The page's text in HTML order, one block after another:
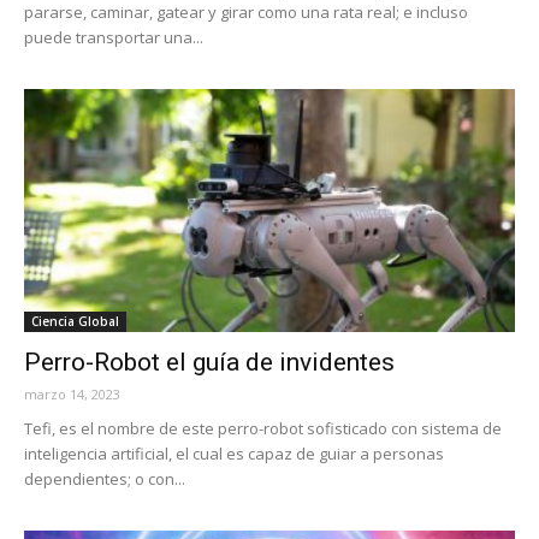
pararse, caminar, gatear y girar como una rata real; e incluso
puede transportar una...
Ciencia Global
Perro-Robot el guía de invidentes
marzo 14, 2023
Tefi, es el nombre de este perro-robot sofisticado con sistema de
inteligencia artificial, el cual es capaz de guiar a personas
dependientes; o con...